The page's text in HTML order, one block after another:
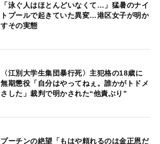
「泳ぐ人はほとんどいなくて…」猛暑のナイ
トプールで起きていた異変…港区女子が明か
すその実態
〈江別大学生集団暴行死〉主犯格の18歳に
無期懲役「自分はやってねぇ。誰かがトドメ
さした」裁判で明かされた“他責ぶり”
プーチンの絶望「もはや頼れるのは金正恩だ